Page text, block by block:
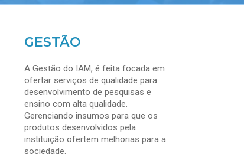
GESTÃO
A Gestão do IAM, é feita focada em
ofertar serviços de qualidade para
desenvolvimento de pesquisas e
ensino com alta qualidade.
Gerenciando insumos para que os
produtos desenvolvidos pela
instituição ofertem melhorias para a
sociedade.